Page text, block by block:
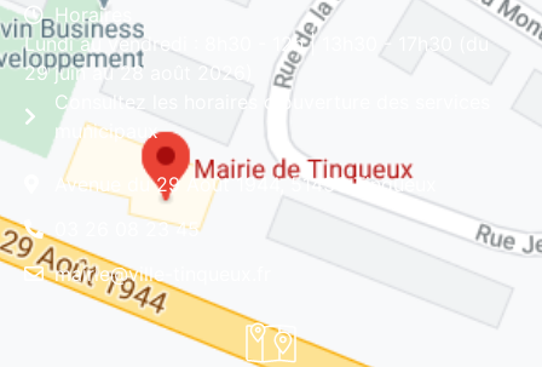
Horaires
Lundi au vendredi : 8h30 - 12h | 13h30 - 17h30 (du
29 juin au 28 août 2026)
Consultez les horaires d'ouverture des services
municipaux
Avenue du 29 Août 1944, 51430 Tinqueux
03 26 08 23 45
mairie@ville-tinqueux.fr